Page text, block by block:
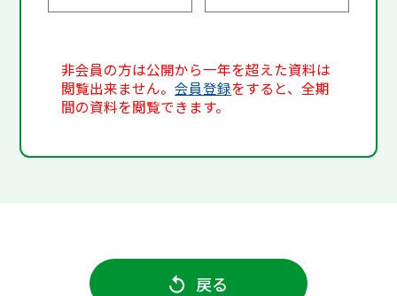
非会員の方は公開から一年を超えた資料は
閲覧出来ません。会員登録をすると、全期
間の資料を閲覧できます。
戻る